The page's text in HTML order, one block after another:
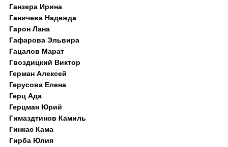
Ганзера Ирина
Ганичева Надежда
Гарон Лана
Гафарова Эльвира
Гацалов Марат
Гвоздицкий Виктор
Герман Алексей
Герусова Елена
Герц Ада
Герцман Юрий
Гимаздтинов Камиль
Гинкас Кама
Гирба Юлия